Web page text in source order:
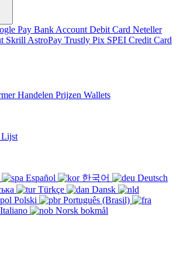
Pay Bank Account Debit Card Neteller
Skrill AstroPay Trustly Pix SPEI Credit Card
Handelen Prijzen Wallets
Lijst
Español 한국어
Deutsch
Türkçe
Dansk
Polski
Português (Brasil)
Italiano
Norsk bokmål